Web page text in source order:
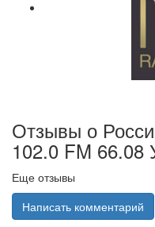
Отзывы о
102.0 FM 66.08
Еще отзывы
Написать комментарий